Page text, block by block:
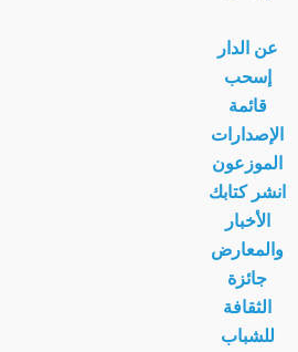
عن الدار
إسحب
قائمة
الإصدارات
الموزعون
انشر كتابك
الأخبار
والمعارض
جائزة
الثقافة
للشباب